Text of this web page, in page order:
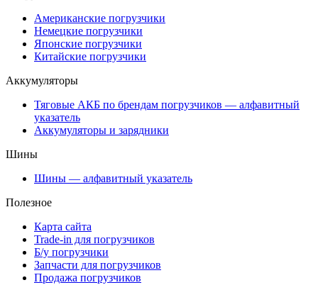
Американские погрузчики
Немецкие погрузчики
Японские погрузчики
Китайские погрузчики
Аккумуляторы
Тяговые АКБ по брендам погрузчиков — алфавитный
указатель
Аккумуляторы и зарядники
Шины
Шины — алфавитный указатель
Полезное
Карта сайта
Trade-in для погрузчиков
Б/у погрузчики
Запчасти для погрузчиков
Продажа погрузчиков